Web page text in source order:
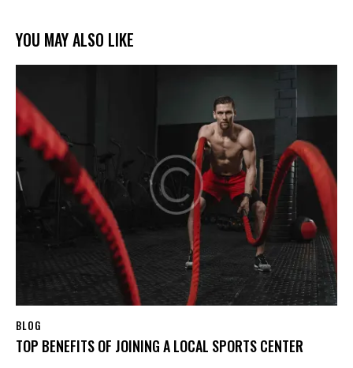
YOU MAY ALSO LIKE
BLOG
TOP BENEFITS OF JOINING A LOCAL SPORTS CENTER